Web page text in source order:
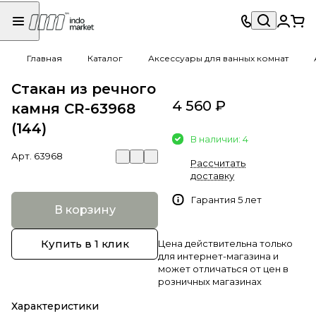
Главная Каталог Аксессуары для ванных комнат
Стакан из речного
камня CR-63968
(144)
Арт. 63968
В корзину
Купить в 1 клик
Характеристики
4 560 ₽
В наличии: 4
Рассчитать
доставку
Гарантия 5 лет
Цена действительна только
для интернет-магазина и
может отличаться от цен в
розничных магазинах